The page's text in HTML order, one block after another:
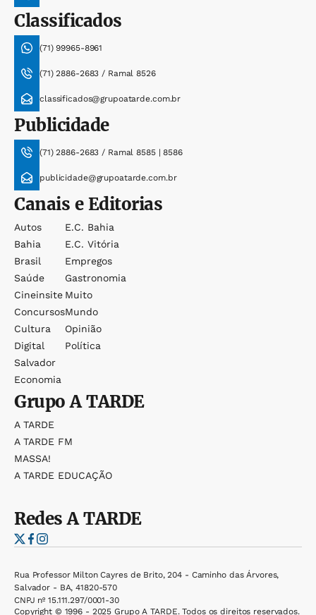
Classificados
(71) 99965-8961
(71) 2886-2683 / Ramal 8526
classificados@grupoatarde.com.br
Publicidade
(71) 2886-2683 / Ramal 8585 | 8586
publicidade@grupoatarde.com.br
Canais e Editorias
Autos
Bahia
Brasil
Saúde
Cineinsite
Concursos
Cultura
Digital
Salvador
Economia
E.c. Bahia
E.c. Vitória
Empregos
Gastronomia
Muito
Mundo
Opinião
Política
GrupoA TARDE
A TARDE
A TARDE FM
MASSA!
A TARDE EDUCAÇÃO
RedesA TARDE
Rua Professor Milton Cayres de Brito, 204 - Caminho das Árvores,
Salvador - BA, 41820-570
CNPJ nº 15.111.297/0001-30
Copyright © 1996 - 2025 Grupo A TARDE. Todos os direitos reservados.